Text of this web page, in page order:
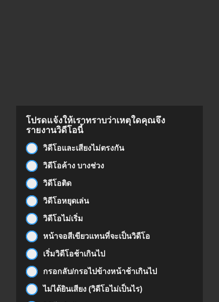
โปรดแจ้งให้เราทราบว่าเหตุใดคุณจึง
รายงานวิดีโอนี้
วิดีโอและเสียงไม่ตรงกัน
วิดีโอค้าง บางช่วง
วิดีโอติด
วิดีโอหยุดเล่น
วิดีโอไม่เริ่ม
หน้าจอสีเขียวแทนที่จะเป็นวิดีโอ
เริ่มวิดีโอช้าเกินไป
กรอกลับ/กรอไปข้างหน้าช้าเกินไป
ไม่ได้ยินเสียง (วิดีโอไม่เป็นไร)